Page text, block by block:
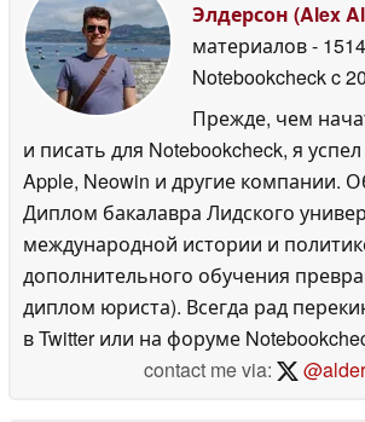
Элдерсон (Alex
материалов-
Notebookcheckc
Прежде, чем
и писать для Notebookcheck, я
Apple, Neowin и другие компании.
Диплом бакалавра Лидского
международной истории и
дополнительного обучения
диплом юриста). Всегда рад
в Twitter или на форуме
contact me via: